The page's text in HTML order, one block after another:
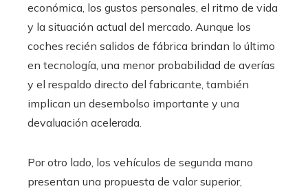
económica, los gustos personales, el ritmo de vida
y la situación actual del mercado. Aunque los
coches recién salidos de fábrica brindan lo último
en tecnología, una menor probabilidad de averías
y el respaldo directo del fabricante, también
implican un desembolso importante y una
devaluación acelerada.
Por otro lado, los vehículos de segunda mano
presentan una propuesta de valor superior,